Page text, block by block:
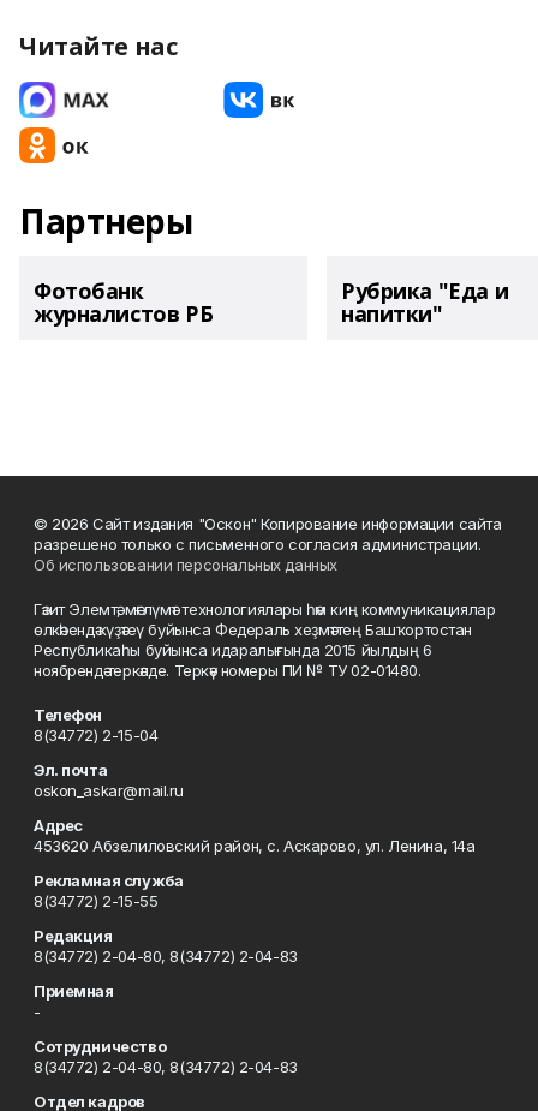
Читайте нас
Партнеры
Фотобанк
журналистов РБ
Рубрика "Еда и
напитки"
© 2026 Сайт издания "Оскон" Копирование информации сайта
разрешено только с письменного согласия администрации.
Об использовании персональных данных
Гәзит Элемтә, мәғлүмәт технологиялары һәм киң коммуникациялар
өлкәһендә күҙәтеү буйынса Федераль хеҙмәттең Башҡортостан
Республикаһы буйынса идаралығында 2015 йылдың 6
ноябрендә теркәлде. Теркәү номеры ПИ № ТУ 02-01480.
Телефон
8(34772) 2-15-04
Эл. почта
oskon_askar@mail.ru
Адрес
453620 Абзелиловский район, с. Аскарово, ул. Ленина, 14а
Рекламная служба
8(34772) 2-15-55
Редакция
8(34772) 2-04-80, 8(34772) 2-04-83
Приемная
-
Сотрудничество
8(34772) 2-04-80, 8(34772) 2-04-83
Отдел кадров